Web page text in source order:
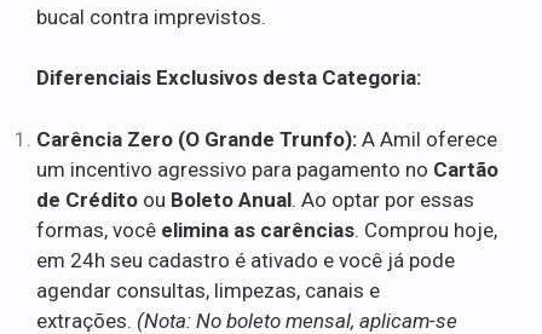
bucal contra imprevistos.
Diferenciais Exclusivos desta Categoria:
Carência Zero (O Grande Trunfo): A Amil oferece
um incentivo agressivo para pagamento no Cartão
de Crédito ou Boleto Anual. Ao optar por essas
formas, você elimina as carências. Comprou hoje,
em 24h seu cadastro é ativado e você já pode
agendar consultas, limpezas, canais e
extrações. (Nota: No boleto mensal, aplicam-se